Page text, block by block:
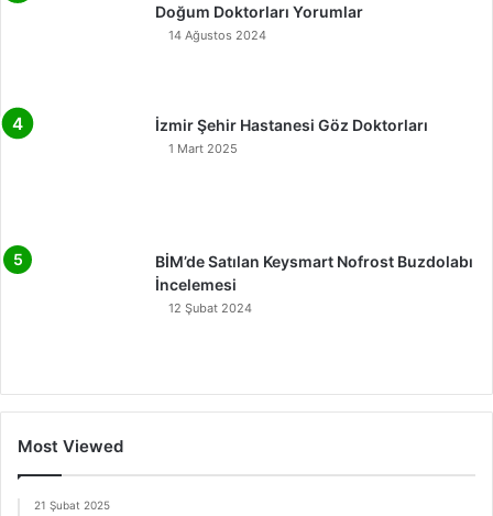
Doğum Doktorları Yorumlar
14 Ağustos 2024
İzmir Şehir Hastanesi Göz Doktorları
1 Mart 2025
BİM’de Satılan Keysmart Nofrost Buzdolabı
İncelemesi
12 Şubat 2024
Most Viewed
21 Şubat 2025